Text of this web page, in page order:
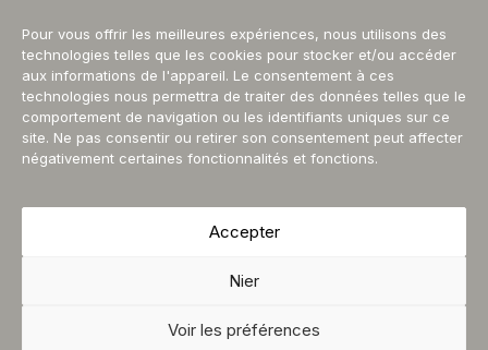
Pour vous offrir les meilleures expériences, nous utilisons des
technologies telles que les cookies pour stocker et/ou accéder
aux informations de l'appareil. Le consentement à ces
technologies nous permettra de traiter des données telles que le
comportement de navigation ou les identifiants uniques sur ce
site. Ne pas consentir ou retirer son consentement peut affecter
négativement certaines fonctionnalités et fonctions.
Accepter
Nier
Voir les préférences
Suivez-nous
Facebook
Instagram
Conditions Générales d’Utilisation